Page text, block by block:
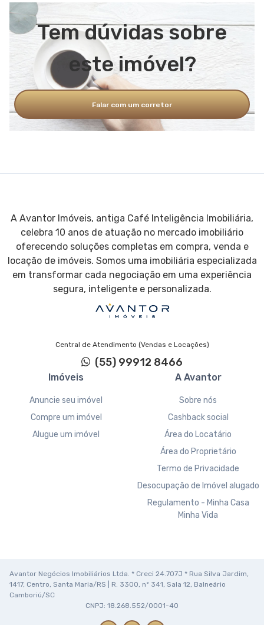
Estacionamento
Hall de entrada
Vídeo monitoramento
Business center
Acessibilidade para PCD
Tem dúvidas sobre
este imóvel?
Falar com um corretor
A Avantor Imóveis, antiga Café Inteligência Imobiliária,
celebra 10 anos de atuação no mercado imobiliário
oferecendo soluções completas em compra, venda e
locação de imóveis. Somos uma imobiliária especializada
em transformar cada negociação em uma experiência
segura, inteligente e personalizada.
Central de Atendimento (Vendas e Locações)
(55) 99912 8466
Imóveis
Anuncie seu imóvel
Compre um imóvel
Alugue um imóvel
A Avantor
Sobre nós
Cashback social
Área do Locatário
Área do Proprietário
Termo de Privacidade
Desocupação de Imóvel alugado
Regulamento - Minha Casa
Minha Vida
Avantor Negócios Imobiliários Ltda. * Creci 24.707J * Rua Silva Jardim,
1417, Centro, Santa Maria/RS | R. 3300, nº 341, Sala 12, Balneário
Camboriú/SC
CNPJ: 18.268.552/0001-40